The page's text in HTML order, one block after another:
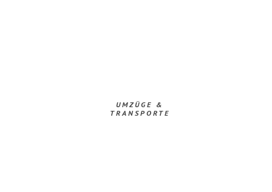
UMZÜGE &
TRANSPORTE